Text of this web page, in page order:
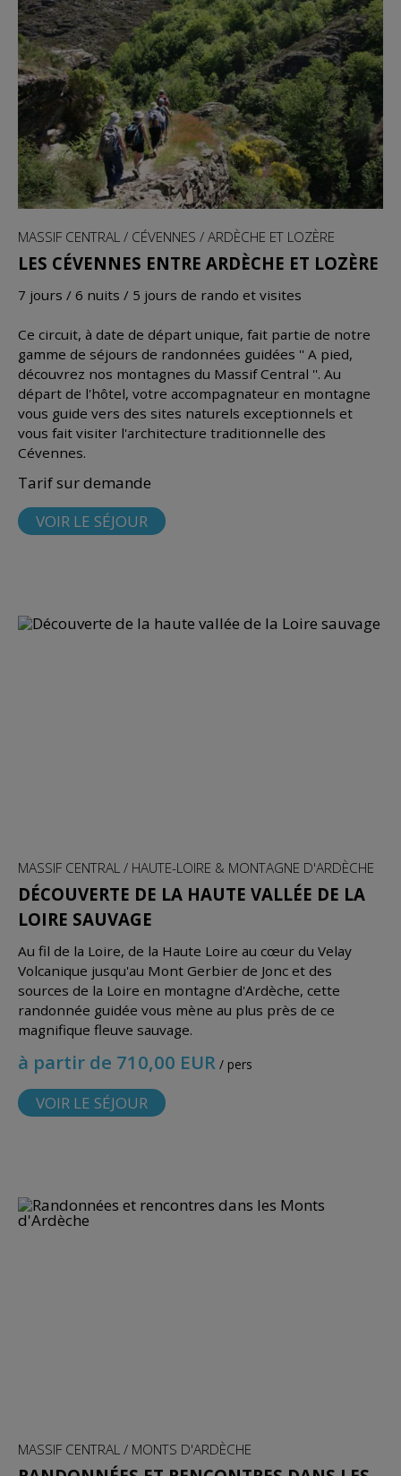
MASSIF CENTRAL / CÉVENNES / ARDÈCHE ET LOZÈRE
LES CÉVENNES ENTRE ARDÈCHE ET LOZÈRE
7 jours / 6 nuits / 5 jours de rando et visites
Ce circuit, à date de départ unique, fait partie de notre
gamme de séjours de randonnées guidées '' A pied,
découvrez nos montagnes du Massif Central ''. Au
départ de l'hôtel, votre accompagnateur en montagne
vous guide vers des sites naturels exceptionnels et
vous fait visiter l'architecture traditionnelle des
Cévennes.
Tarif sur demande
VOIR LE SÉJOUR
MASSIF CENTRAL / HAUTE-LOIRE & MONTAGNE D'ARDÈCHE
DÉCOUVERTE DE LA HAUTE VALLÉE DE LA
LOIRE SAUVAGE
Au fil de la Loire, de la Haute Loire au cœur du Velay
Volcanique jusqu'au Mont Gerbier de Jonc et des
sources de la Loire en montagne d'Ardèche, cette
randonnée guidée vous mène au plus près de ce
magnifique fleuve sauvage.
à partir de 710,00 EUR / pers
VOIR LE SÉJOUR
MASSIF CENTRAL / MONTS D'ARDÈCHE